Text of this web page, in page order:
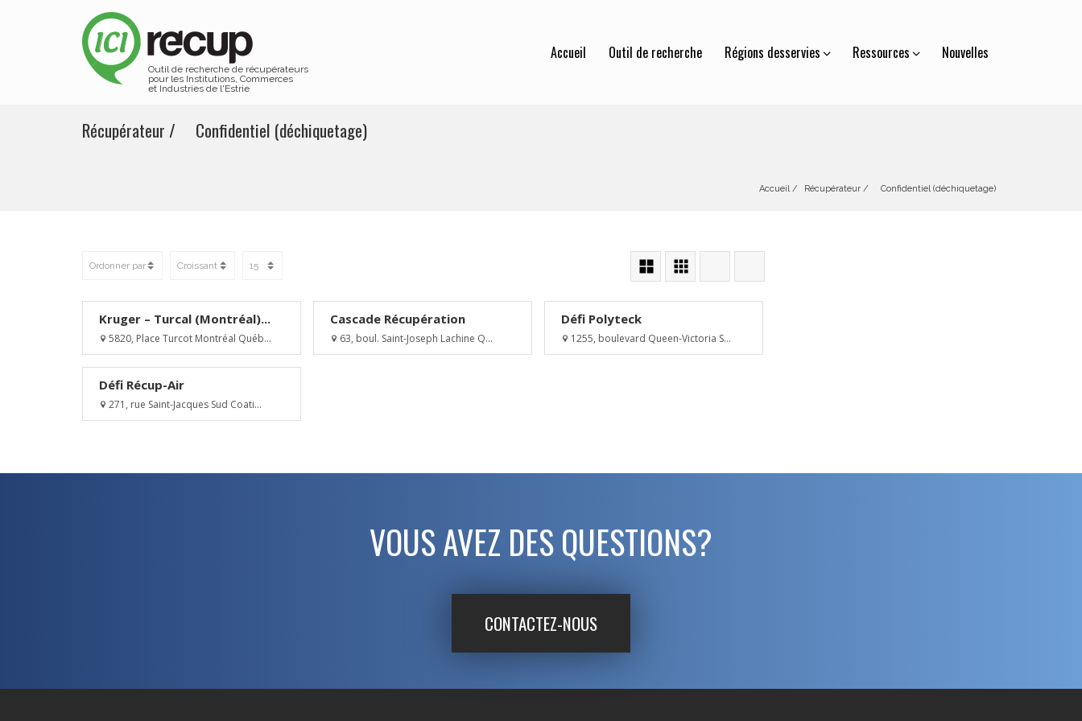
Outil de recherche de récupérateurs
pour les Institutions, Commerces
et Industries de l'Estrie
Accueil Outil de recherche Régions desservies Ressources Nouvelles
Récupérateur / Confidentiel (déchiquetage)
Accueil Récupérateur / Confidentiel (déchiquetage)
Kruger – Turcal (Montréal)...
5820, Place Turcot Montréal Québ...
Cascade Récupération
63, boul. Saint-Joseph Lachine Q...
Défi Polyteck
1255, boulevard Queen-Victoria S...
Défi Récup-Air
271, rue Saint-Jacques Sud Coati...
VOUS AVEZ DES QUESTIONS?
CONTACTEZ-NOUS